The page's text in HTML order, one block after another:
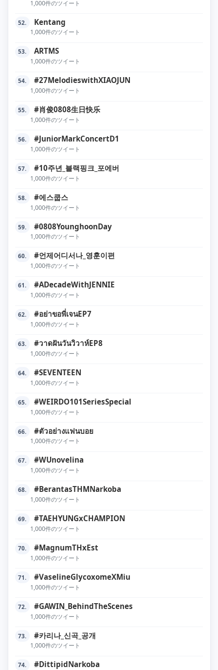
1,000件のツイート
52. Kentang
1,000件のツイート
53. ARTMS
1,000件のツイート
54. #27MelodieswithXIAOJUN
1,000件のツイート
55. #肖俊0808生日快乐
1,000件のツイート
56. #JuniorMarkConcertD1
1,000件のツイート
57. #10주년_블랙핑크_포에버
1,000件のツイート
58. #에스쿱스
1,000件のツイート
59. #0808YounghoonDay
1,000件のツイート
60. #언제어디서나_영훈이편
1,000件のツイート
61. #ADecadeWithJENNIE
1,000件のツイート
62. #อย่าขอพี่เจนEP7
1,000件のツイート
63. #วาดฝันวันวิวาห์EP8
1,000件のツイート
64. #SEVENTEEN
1,000件のツイート
65. #WEIRDO101SeriesSpecial
1,000件のツイート
66. #ตัวอย่างแฟนบอย
1,000件のツイート
67. #WUnovelina
1,000件のツイート
68. #BerantasTHMNarkoba
1,000件のツイート
69. #TAEHYUNGxCHAMPION
1,000件のツイート
70. #MagnumTHxEst
1,000件のツイート
71. #VaselineGlycoxomeXMiu
1,000件のツイート
72. #GAWIN_BehindTheScenes
1,000件のツイート
73. #카리나_신곡_공개
1,000件のツイート
74. #DittipidNarkoba